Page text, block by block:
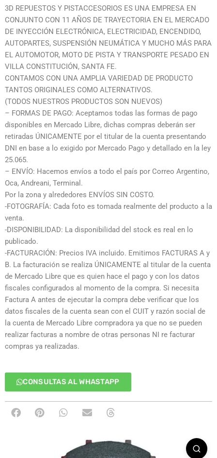
3D REPUESTOS Y PISTACCESORIOS ES UNA EMPRESA EN
CONJUNTO CON 11 AÑOS DE TRAYECTORIA EN EL MERCADO
DE INYECCIÓN ELECTRÓNICA, ELECTRICIDAD, ENCENDIDO,
AUTOPARTES, SUSPENSIÓN NEUMÁTICA Y MUCHO MÁS PARA
EL AUTOMOTOR, MOTO DE PISTA Y TRANSPORTE PESADO EN
VILLA CONSTITUCIÓN, SANTA FE.
CONTAMOS CON UNA AMPLIA VARIEDAD DE PRODUCTO
TANTOS ORIGINALES COMO ALTERNATIVOS.
(TODOS NUESTROS PRODUCTOS SON NUEVOS)
– FORMAS DE PAGO: Aceptamos todas las formas de pago
disponibles en Mercado Libre, dichas compras deberán ser
retiradas ÚNICAMENTE por el titular de la cuenta presentando
DNI en base a lo exigido por Mercado Pago y detallado en la ley
25.065.
– ENVÍO: Hacemos envíos a todo el país por Correo Argentino,
Oca, Andreani, Terminal.
Por la zona y alrededores ENVÍOS SIN COSTO.
-FOTOGRAFÍA: Cada foto es tomada realmente del producto a la
venta.
-DISPONIBILIDAD: La disponibilidad del stock es real en lo
publicado.
-FACTURACIÓN: Precios IVA incluido. Emitimos FACTURAS A y
B. La facturación se realiza ÚNICAMENTE al titular de la cuenta
de Mercado Libre que es quien hace el pago y con los datos
fiscales configurados al momento de la compra. Si necesita
Factura A antes de ejecutar la compra debe verificar que los
datos fiscales de la cuenta sean con el CUIT y razón social de
la cuenta de Mercado Libre compradora ya que no se pueden
realizar facturas a nombre de otras personas NI re facturar
compras ya realizadas.
CONSULTAS AL WHASTAPP